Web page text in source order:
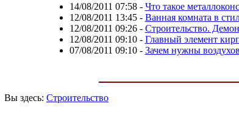
14/08/2011 07:58- Что такое
12/08/2011 13:45- Ванная комната в
12/08/2011 09:26- Строительство.
12/08/2011 09:10- Главный элемент
07/08/2011 09:10- Зачем нужны
Вы здесь: Строительство